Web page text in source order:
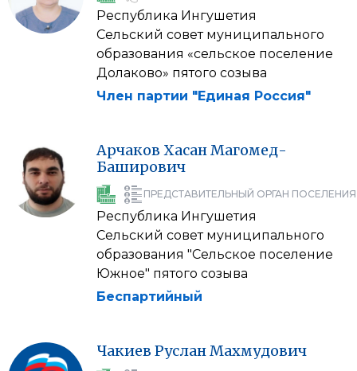
Республика Ингушетия
Сельский совет муниципального
образования «сельское поселение
Долаково» пятого созыва
Член партии "Единая Россия"
Арчаков ХасанМагомед-
Баширович
ПРЕДСТАВИТЕЛЬНЫЙ ОРГАН ПОСЕЛЕНИЯ
Республика Ингушетия
Сельский совет муниципального
образования "Сельское поселение
Южное" пятого созыва
Беспартийный
Чакиев РусланМахмудович